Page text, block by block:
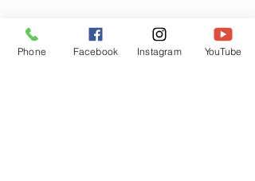
最新記事 すべて表示
Phone Facebook Instagram YouTube